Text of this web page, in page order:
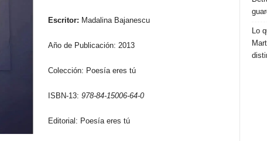
Escritor: Madalina Bajanescu
Año de Publicación: 2013
Colección: Poesía eres tú
ISBN-13:978-84-15006-64-0
Editorial: Poesía eres tú
Lo